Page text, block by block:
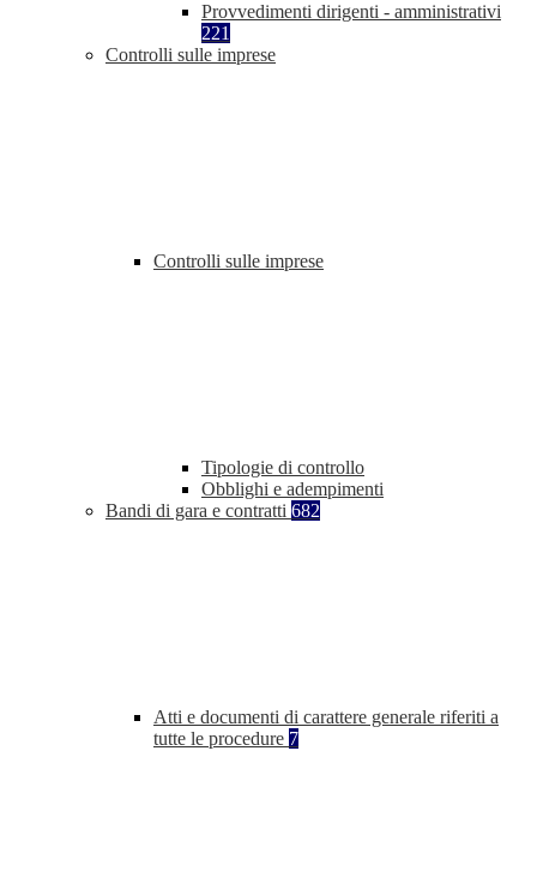
Provvedimenti dirigenti - amministrativi
221
Controlli sulle imprese
Controlli sulle imprese
Tipologie di controllo
Obblighi e adempimenti
Bandi di gara e contratti 682
Atti e documenti di carattere generale riferiti a
tutte le procedure 7